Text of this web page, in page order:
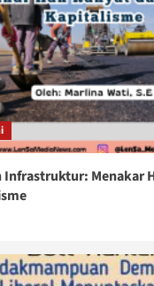
Infrastruktur: Menakar